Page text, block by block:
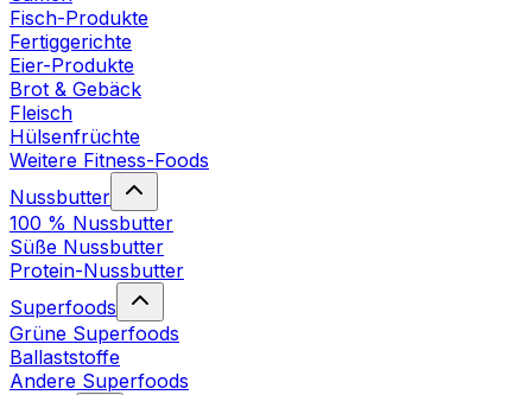
Fisch-Produkte
Fertiggerichte
Eier-Produkte
Brot & Gebäck
Fleisch
Hülsenfrüchte
Weitere Fitness-Foods
Nussbutter
100 % Nussbutter
Süße Nussbutter
Protein-Nussbutter
Superfoods
Grüne Superfoods
Ballaststoffe
Andere Superfoods